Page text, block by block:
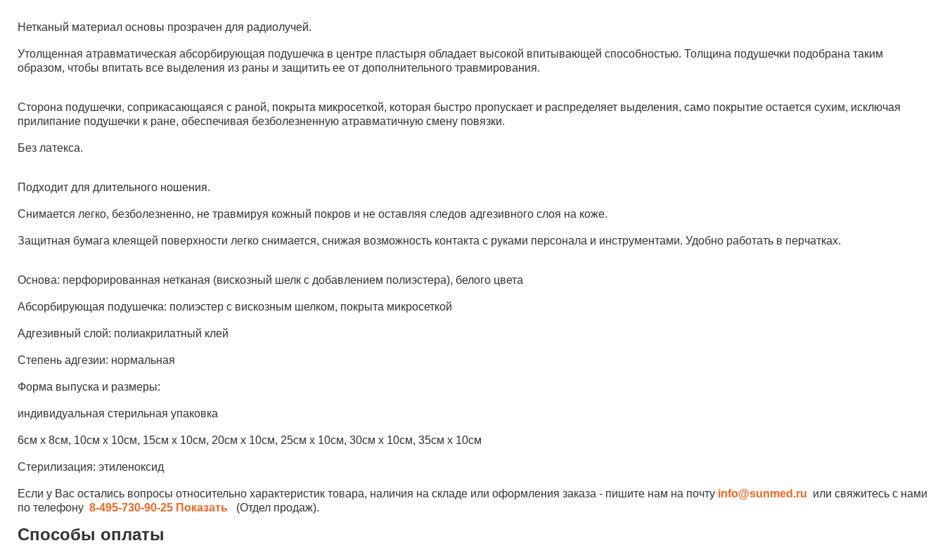
Нетканый материал основы прозрачен для радиолучей.
Утолщенная атравматическая абсорбирующая подушечка в центре пластыря обладает высокой впитывающей способностью. Толщина подушечки подобрана таким
образом, чтобы впитать все выделения из раны и защитить ее от дополнительного травмирования.
Сторона подушечки, соприкасающаяся с раной, покрыта микросеткой, которая быстро пропускает и распределяет выделения, само покрытие остается сухим, исключая
прилипание подушечки к ране, обеспечивая безболезненную атравматичную смену повязки.
Без латекса.
Подходит для длительного ношения.
Снимается легко, безболезненно, не травмируя кожный покров и не оставляя следов адгезивного слоя на коже.
Защитная бумага клеящей поверхности легко снимается, снижая возможность контакта с руками персонала и инструментами. Удобно работать в перчатках.
Основа: перфорированная нетканая (вискозный шелк с добавлением полиэстера), белого цвета
Абсорбирующая подушечка: полиэстер с вискозным шелком, покрыта микросеткой
Адгезивный слой: полиакрилатный клей
Степень адгезии: нормальная
Форма выпуска и размеры:
индивидуальная стерильная упаковка
6см х 8см, 10см х 10см, 15см х 10см, 20см х 10см, 25см х 10см, 30см х 10см, 35см х 10см
Стерилизация: этиленоксид
Если у Вас остались вопросы относительно характеристик товара, наличия на складе или оформления заказа - пишите нам на почту info@sunmed.ru или свяжитесь с нами
по телефону 8-495-730-90-25 Показать (Отдел продаж).
Способы оплаты